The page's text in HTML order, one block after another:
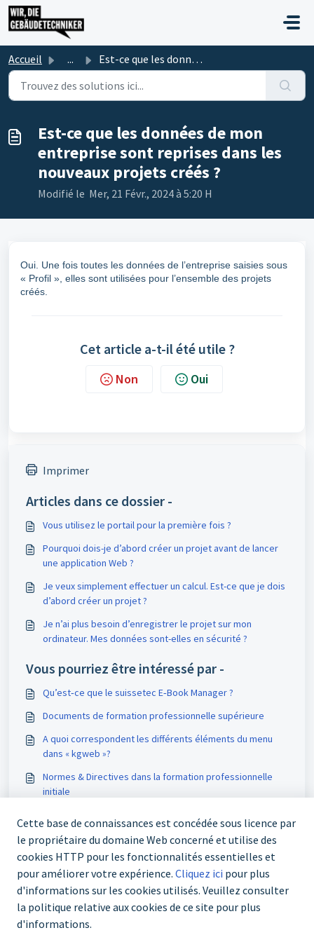
Passer au contenu principal
Accueil ... Est-ce que les données de mon entreprise sont reprises da...
Est-ce que les données de mon
entreprise sont reprises dans les
nouveaux projets créés ?
Modifié le Mer, 21 Févr., 2024 à 5:20 H
Oui. Une fois toutes les données de l’entreprise saisies sous
« Profil », elles sont utilisées pour l’ensemble des projets
créés.
Cet article a-t-il été utile ?
Non Oui
Imprimer
Articles dans ce dossier -
Vous utilisez le portail pour la première fois ?
Pourquoi dois-je d’abord créer un projet avant de lancer
une application Web ?
Je veux simplement effectuer un calcul. Est-ce que je dois
d’abord créer un projet ?
Je n’ai plus besoin d’enregistrer le projet sur mon
ordinateur. Mes données sont-elles en sécurité ?
Vous pourriez être intéressé par -
Qu’est‑ce que le suissetec E‑Book Manager ?
Documents de formation professionnelle supérieure
A quoi correspondent les différents éléments du menu
dans « kgweb »?
Normes & Directives dans la formation professionnelle
initiale
Cette base de connaissances est concédée sous licence par
le propriétaire du domaine Web concerné et utilise des
cookies HTTP pour les fonctionnalités essentielles et
pour améliorer votre expérience. Cliquez ici pour plus
d'informations sur les cookies utilisés. Veuillez consulter
la politique relative aux cookies de ce site pour plus
d'informations.